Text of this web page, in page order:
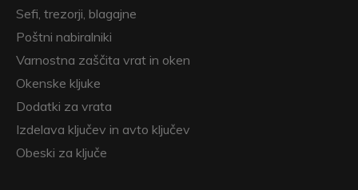
Sefi, trezorji, blagajne
Poštni nabiralniki
Varnostna zaščita vrat in oken
Okenske kljuke
Dodatki za vrata
Izdelava ključev in avto ključev
Obeski za ključe